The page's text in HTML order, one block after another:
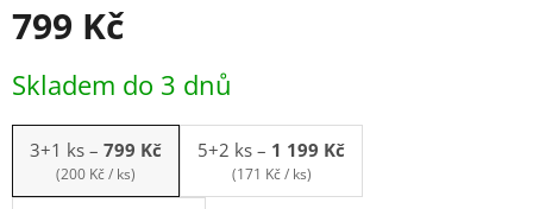
799 Kč
cena:
Skladem do 3 dnů
3+1 ks – 799 Kč
(200 Kč / ks)
5+2 ks – 1 199 Kč
(171 Kč / ks)